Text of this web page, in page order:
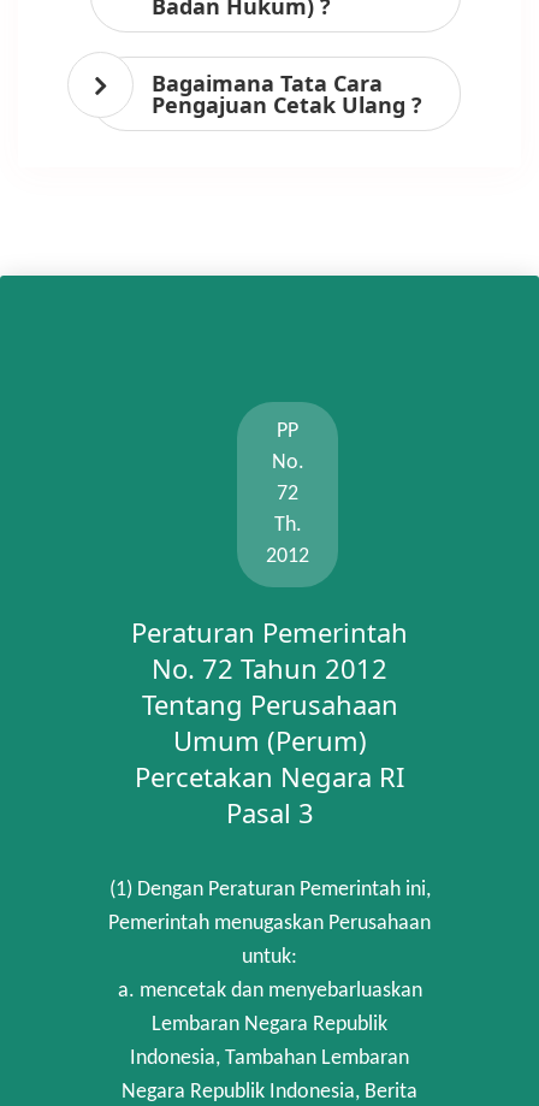
Bagaimana Tata Cara
Pengajuan Cetak Ulang ?
PP
No.
72
Th.
2012
Peraturan Pemerintah
No. 72 Tahun 2012
Tentang Perusahaan
Umum (Perum)
Percetakan Negara RI
Pasal 3
(1) Dengan Peraturan Pemerintah ini,
Pemerintah menugaskan Perusahaan
untuk:
a. mencetak dan menyebarluaskan
Lembaran Negara Republik
Indonesia, Tambahan Lembaran
Negara Republik Indonesia, Berita